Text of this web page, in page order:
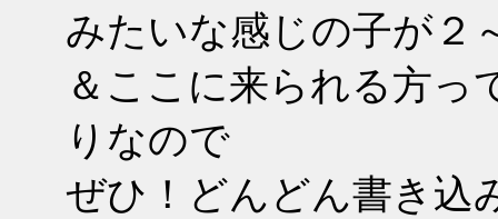
みたいな感じの子が２
＆ここに来られる方っ
りなので
ぜひ！どんどん書き込